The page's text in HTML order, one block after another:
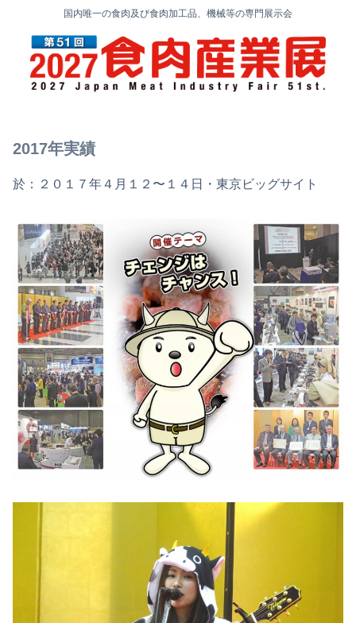
国内唯一の食肉及び食肉加工品、機械等の専門展示会
2017年実績
於：２０１７年４月１２〜１４日・東京ビッグサイト